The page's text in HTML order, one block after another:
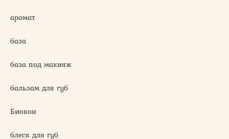
аромат
база
база под макияж
бальзам для губ
Биокон
блеск для губ